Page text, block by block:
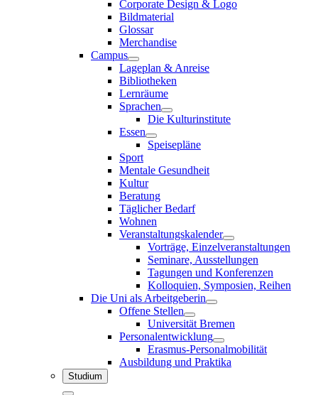
Corporate Design & Logo
Bildmaterial
Glossar
Merchandise
Campus
Lageplan & Anreise
Bibliotheken
Lernräume
Sprachen
Die Kulturinstitute
Essen
Speisepläne
Sport
Mentale Gesundheit
Kultur
Beratung
Täglicher Bedarf
Wohnen
Veranstaltungskalender
Vorträge, Einzelveranstaltungen
Seminare, Ausstellungen
Tagungen und Konferenzen
Kolloquien, Symposien, Reihen
Die Uni als Arbeitgeberin
Offene Stellen
Universität Bremen
Personalentwicklung
Erasmus-Personalmobilität
Ausbildung und Praktika
Studium